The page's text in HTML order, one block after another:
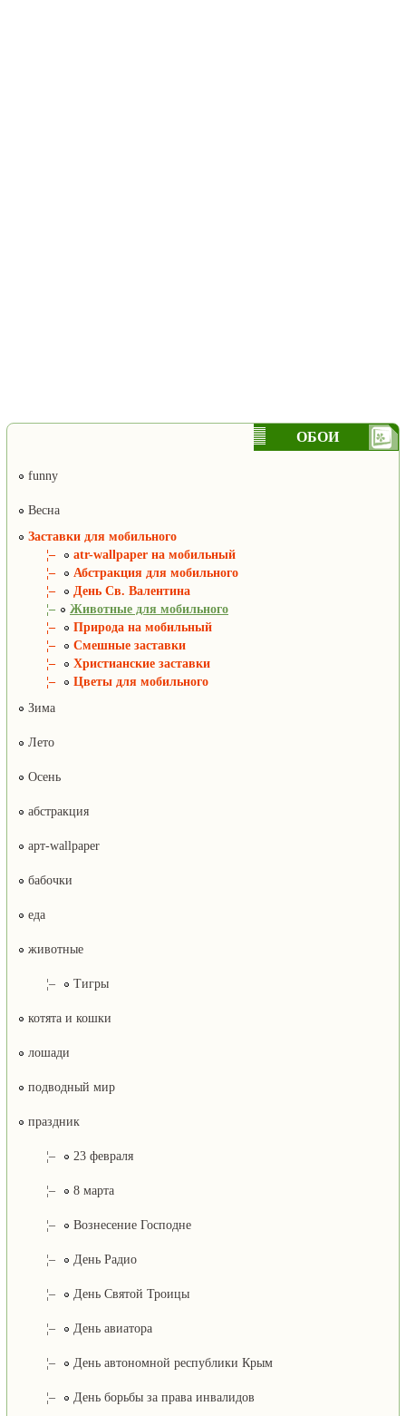
ОБОИ
funny
Весна
Заставки для мобильного
¦–
atr-wallpaper на мобильный
¦–
Абстракция для мобильного
¦–
День Св. Валентина
¦–
Животные для мобильного
¦–
Природа на мобильный
¦–
Смешные заставки
¦–
Христианские заставки
¦–
Цветы для мобильного
Зима
Лето
Осень
абстракция
арт-wallpaper
бабочки
еда
животные
¦– Тигры
котята и кошки
лошади
подводный мир
праздник
¦– 23 февраля
¦– 8 марта
¦– Вознесение Господне
¦– День Радио
¦– День Святой Троицы
¦– День авиатора
¦– День автономной республики Крым
¦– День борьбы за права инвалидов